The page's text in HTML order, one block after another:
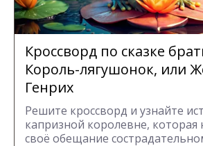
Кроссворд по сказке
Король-лягушонок, или
Генрих
Решите кроссворд и узнайте
капризной королевне, которая
своё обещание